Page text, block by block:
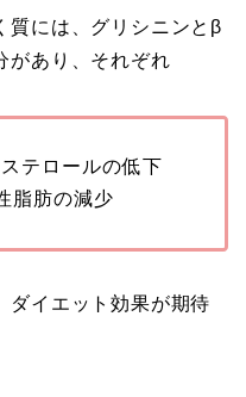
質には、グリシニンとβ
があり、それぞれ
テロールの低下
脂肪の減少
ダイエット効果が期待